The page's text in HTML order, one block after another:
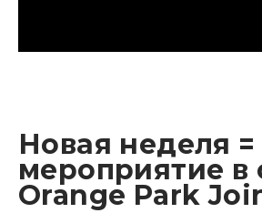
Новая неделя
мероприятие в
Orange Park